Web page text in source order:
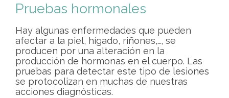
Pruebas hormonales
Hay algunas enfermedades que pueden
afectar a la piel, hígado, riñones,…, se
producen por una alteración en la
producción de hormonas en el cuerpo. Las
pruebas para detectar este tipo de lesiones
se protocolizan en muchas de nuestras
acciones diagnósticas.